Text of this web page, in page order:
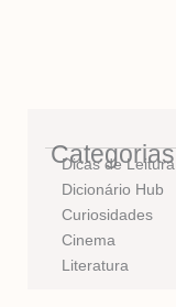
Categorias
Dicas de Leitura
Dicionário Hub
Curiosidades
Cinema
Literatura